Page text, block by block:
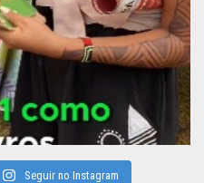
Seguir no Instagram